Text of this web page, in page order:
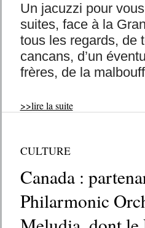
Un jacuzzi pour
suites, face à la
tous les regards, de
cancans, d’un
frères, de la
>>lire la suite
CULTURE
Canada :
Philarmonic